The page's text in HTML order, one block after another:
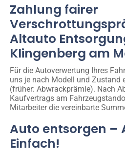
Zahlung fairer
Altauto
Klingenberg am
Für die Autoverwertung Ihres
uns je nach Modell und Zustand
(früher: Abwrackprämie). Nach
Kaufvertrags am
Mitarbeiter die vereinbarte
Auto entsorgen –
Einfach!